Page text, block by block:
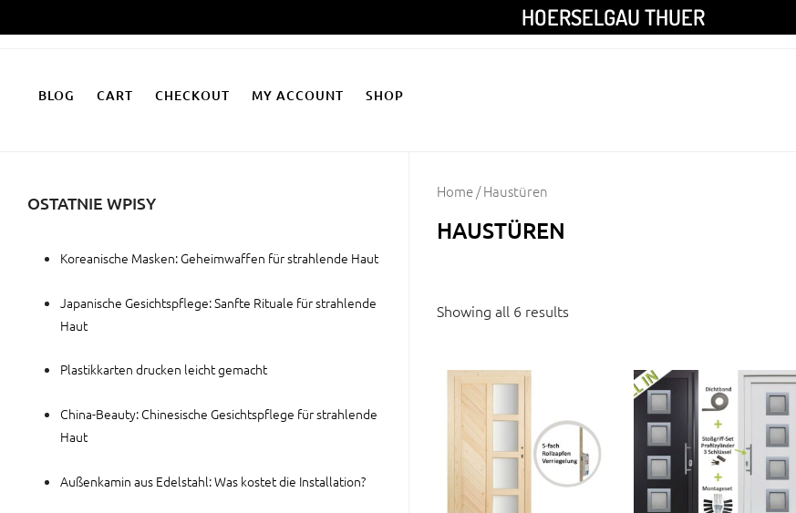
Inhalt
HOERSELGAU THUER
BLOG CART CHECKOUT MY ACCOUNT SHOP
Home/ Haustüren
HAUSTÜREN
Showing all 6 results
OSTATNIE WPISY
Koreanische Masken: Geheimwaffen für strahlende Haut
Japanische Gesichtspflege: Sanfte Rituale für strahlende
Haut
Plastikkarten drucken leicht gemacht
China-Beauty: Chinesische Gesichtspflege für strahlende
Haut
Außenkamin aus Edelstahl: Was kostet die Installation?